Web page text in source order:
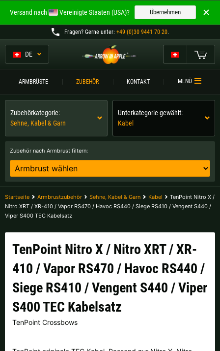
DE
ARMBRÜSTE ZUBEHÖR KONTAKT MENÜ
Zubehör nach Armbrust filtern:
Zubehörkategorie:
Sehne, Kabel & Garn
Unterkategorie gewählt:
Kabel
Startseite Armbrustzubehör Sehne, Kabel & Garn Kabel
TenPoint Nitro X /
Nitro XRT / XR-410 / Vapor RS470 / Havoc RS440 / Siege RS410 / Vengent S440 /
Viper S400 TEC Kabelsatz
TenPoint Nitro X / Nitro XRT / XR-
410 / Vapor RS470 / Havoc RS440 /
Siege RS410 / Vengent S440 / Viper
S400 TEC Kabelsatz
TenPoint Crossbows
Willkommen bei
ARROW IN APPLE
Die besten Armbrüste.
Bitte wählen Sie Ihre Sprache aus:
Englisch Deutsch (DE)
Deutsch (AT) Deutsch (CH)
Bitte wählen Sie Ihre Versandregion:
Belgien |€ Bulgarien |лв
Deutschland |€ Estland |€
Italien | € Kroatien | kn
Lettland | € Litauen | €
Niederlande |€ Österreich | €
Portugal | €
Versand nach Vereinigte Staaten (USA)? Übernehmen
Fragen? Gerne unter: +49 (0)30 9441 70 20.
Die besten Armbrüste.
Mein Warenkorb
ARMBRÜSTE
ARMBRUSTVERGLEICH
SERVICE
KONTAKT